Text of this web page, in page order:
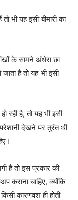
भी यह इसी बीमारी का
के सामने अंधेरा छा
है तो यह भी इसी
रही है, तो यह भी इसी
देखने पर तुरंत थी
है तो इस प्रकार की
कराना चाहिए, क्योंकि
कारणवश ही होती